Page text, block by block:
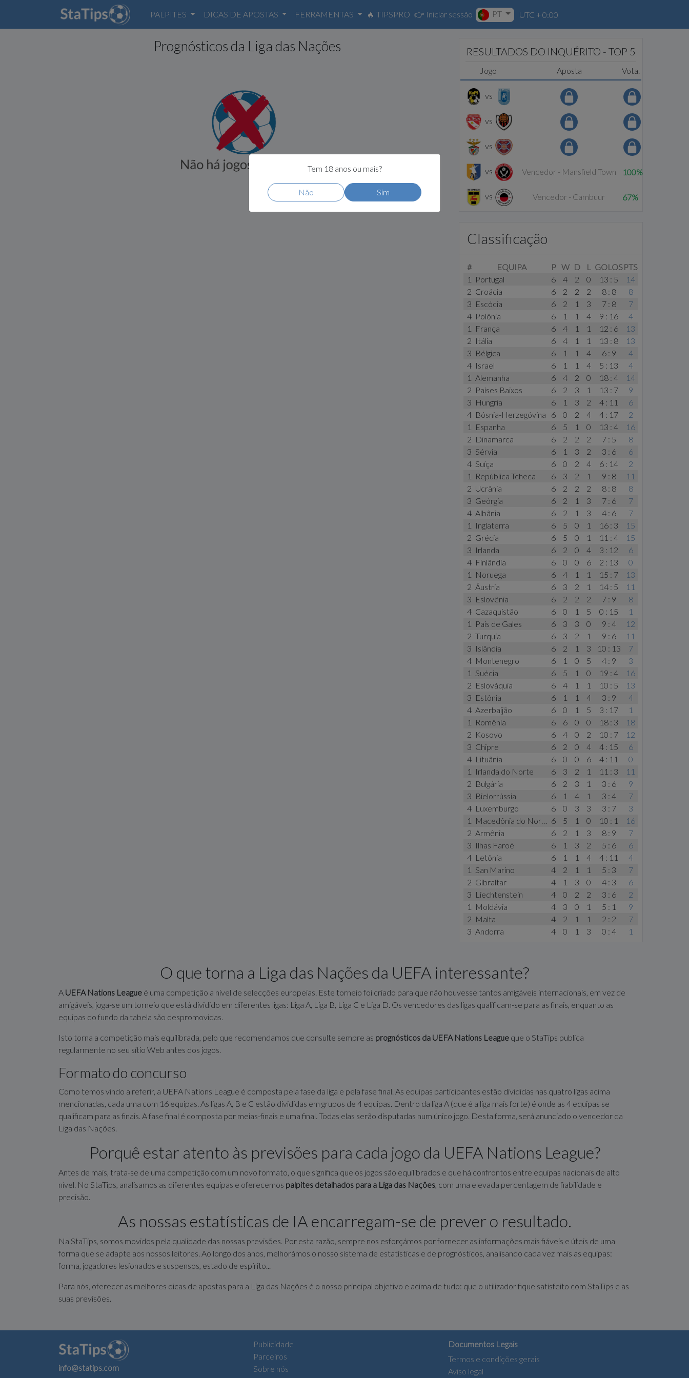
PALPITES DICAS DE APOSTAS FERRAMENTAS 🔥 TIPSPRO 👉 Iniciar sessão PT UTC + 0:00
Prognósticos da Liga das Nações RESULTADOS DO INQUÉRITO - TOP 5
Jogo Aposta Vota.
vs
vs
vs
vs Vencedor - Mansfield Town 100%
vs Vencedor - Cambuur 67%
Classificação
# EQUIPA P W D L GOLOSPTS
1
Portugal 6 4 2 0 13 : 5
14
2 Croácia 6 2 2 2 8 : 8
8
3 Escócia 6 2 1 3 7 : 8
7
4 Polônia 6 1 1 4 9 : 16
4
1
França 6 4 1 1 12 : 6
13
2 Itália 6 4 1 1 13 : 8
13
3 Bélgica 6 1 1 4 6 : 9
4
4 Israel 6 1 1 4 5 : 13
4
1 Alemanha 6 4 2 0 18 : 4
14
2 Países Baixos 6 2 3 1 13 : 7
9
3 Hungria 6 1 3 2 4 : 11
6
4 Bósnia-Herzegóvina 6 0 2 4 4 : 17
2
1
Espanha 6 5 1 0 13 : 4
16
2 Dinamarca 6 2 2 2 7 : 5
8
3 Sérvia 6 1 3 2 3 : 6
6
4 Suíça 6 0 2 4 6 : 14
2
1
República Tcheca 6 3 2 1 9 : 8
11
2 Ucrânia 6 2 2 2 8 : 8
8
3 Geórgia 6 2 1 3 7 : 6
7
4 Albânia 6 2 1 3 4 : 6
7
1
Inglaterra 6 5 0 1 16 : 3
15
2 Grécia 6 5 0 1 11 : 4
15
3 Irlanda 6 2 0 4 3 : 12
6
4 Finlândia 6 0 0 6 2 : 13
0
1
Noruega 6 4 1 1 15 : 7
13
2 Áustria 6 3 2 1 14 : 5
11
3 Eslovênia 6 2 2 2 7 : 9
8
4 Cazaquistão 6 0 1 5 0 : 15
1
1
País de Gales 6 3 3 0 9 : 4
12
2 Turquia 6 3 2 1 9 : 6
11
3 Islândia 6 2 1 3 10 : 13
7
4 Montenegro 6 1 0 5 4 : 9
3
1 Suécia 6 5 1 0 19 : 4
16
2 Eslováquia 6 4 1 1 10 : 5
13
3 Estônia 6 1 1 4 3 : 9
4
4 Azerbaijão 6 0 1 5 3 : 17
1
1
Romênia 6 6 0 0 18 : 3
18
2 Kosovo 6 4 0 2 10 : 7
12
3 Chipre 6 2 0 4 4 : 15
6
4 Lituânia 6 0 0 6 4 : 11
0
1
Irlanda do Norte 6 3 2 1 11 : 3
11
2 Bulgária 6 2 3 1 3 : 6
9
3 Bielorrússia 6 1 4 1 3 : 4
7
4 Luxemburgo 6 0 3 3 3 : 7
3
1
Macedônia do Norte 6 5 1 0 10 : 1
16
2 Armênia 6 2 1 3 8 : 9
7
3 Ilhas Faroé 6 1 3 2 5 : 6
6
4 Letônia 6 1 1 4 4 : 11
4
1 San Marino 4 2 1 1 5 : 3
7
2 Gibraltar 4 1 3 0 4 : 3
6
3 Liechtenstein 4 0 2 2 3 : 6
2
1
Moldávia 4 3 0 1 5 : 1
9
2 Malta 4 2 1 1 2 : 2
7
3 Andorra 4 0 1 3 0 : 4 1
O que torna a Liga das Nações da UEFA interessante?
A UEFA Nations League é uma competição a nível de selecções europeias. Este torneio foi criado para que não houvesse tantos amigáveis internacionais, em vez de
amigáveis, joga-se um torneio que está dividido em diferentes ligas: Liga A, Liga B, Liga C e Liga D. Os vencedores das ligas qualificam-se para as finais, enquanto as
equipas do fundo da tabela são despromovidas.
Isto torna a competição mais equilibrada, pelo que recomendamos que consulte sempre as prognósticos da UEFA Nations League que o StaTips publica
regularmente no seu sítio Web antes dos jogos.
Formato do concurso
Como temos vindo a referir, a UEFA Nations League é composta pela fase da liga e pela fase final. As equipas participantes estão divididas nas quatro ligas acima
mencionadas, cada uma com 16 equipas. As ligas A, B e C estão divididas em grupos de 4 equipas. Dentro da liga A (que é a liga mais forte) é onde as 4 equipas se
qualificam para as finais. A fase final é composta por meias-finais e uma final. Todas elas serão disputadas num único jogo. Desta forma, será anunciado o vencedor da
Liga das Nações.
Porquê estar atento às previsões para cada jogo da UEFA Nations League?
Antes de mais, trata-se de uma competição com um novo formato, o que significa que os jogos são equilibrados e que há confrontos entre equipas nacionais de alto
nível. No StaTips, analisamos as diferentes equipas e oferecemos palpites detalhados para a Liga das Nações, com uma elevada percentagem de fiabilidade e
precisão.
As nossas estatísticas de IA encarregam-se de prever o resultado.
Na StaTips, somos movidos pela qualidade das nossas previsões. Por esta razão, sempre nos esforçámos por fornecer as informações mais fiáveis e úteis de uma
forma que se adapte aos nossos leitores. Ao longo dos anos, melhorámos o nosso sistema de estatísticas e de prognósticos, analisando cada vez mais as equipas:
forma, jogadores lesionados e suspensos, estado de espírito...
Para nós, oferecer as melhores dicas de apostas para a Liga das Nações é o nosso principal objetivo e acima de tudo: que o utilizador fique satisfeito com StaTips e as
suas previsões.
info@statips.com
Publicidade
Parceiros
Sobre nós
Documentos Legais
Termos e condições gerais
Aviso legal
Tem 18 anos ou mais?
Não Sim